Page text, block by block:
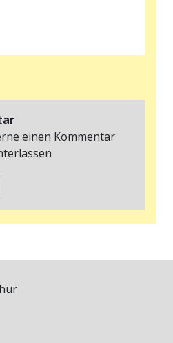
einen Kommentar